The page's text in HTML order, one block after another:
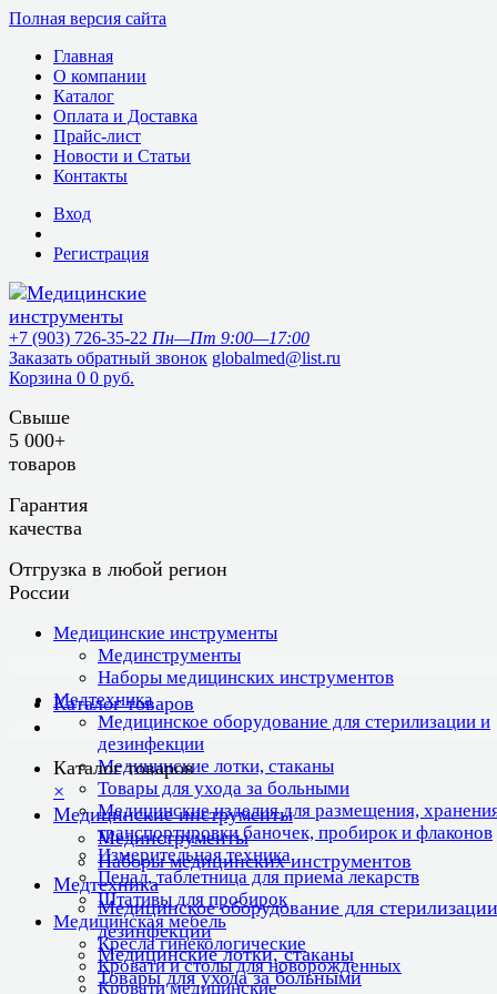
Полная версия сайта
Главная
О компании
Каталог
Оплата и Доставка
Прайс-лист
Новости и Статьи
Контакты
Вход
Регистрация
+7 (903) 726-35-22 Пн—Пт 9:00—17:00
Заказать обратный звонок globalmed@list.ru
Корзина 0 0 руб.
Свыше
5 000+
товаров
Гарантия
качества
Отгрузка в любой регион
России
Медицинские инструменты
Мединструменты
Наборы медицинских инструментов
Медтехника
Медицинское оборудование для стерилизации и
дезинфекции
Медицинские лотки, стаканы
Товары для ухода за больными
Медицинские изделия для размещения,
транспортировки баночек, пробирок и флаконов
Измерительная техника
Пенал, таблетница для приема лекарств
Штативы для пробирок
Медицинская мебель
Кресла гинекологические
Кровати и столы для новорожденных
Кровати медицинские
Каталог товаров
Каталог товаров
×
Медицинские инструменты
Мединструменты
Наборы медицинских инструментов
Медтехника
Медицинское оборудование для
дезинфекции
Медицинские лотки, стаканы
Товары для ухода за больными